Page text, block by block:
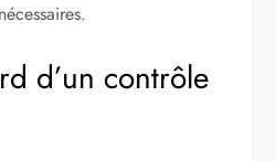
d’un contrôle